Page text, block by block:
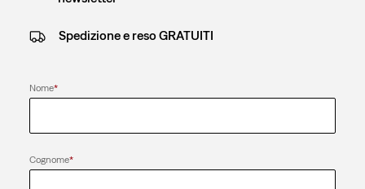
Spedizione e reso GRATUITI
Nome*
Cognome*